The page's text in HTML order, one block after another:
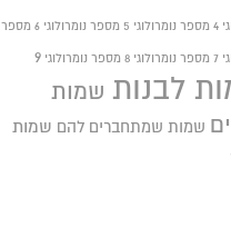
4 מספר נומרולוגי 5 מספר נומרולוגי 6 מספר
7 מספר נומרולוגי 8 מספר נומרולוגי9
לבנות שמות
שמות שמתחברים להם שמות